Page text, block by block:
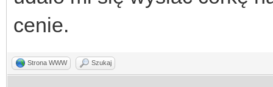
cenie.
Strona WWW Szukaj